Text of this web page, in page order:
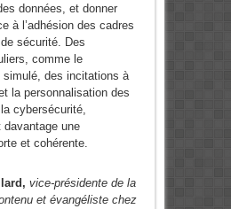
données, et donner
à l’adhésion des cadres
sécurité. Des
comme le
simulé, des incitations à
la personnalisation des
cybersécurité,
davantage une
et cohérente.
vice-présidente de la
et évangéliste chez